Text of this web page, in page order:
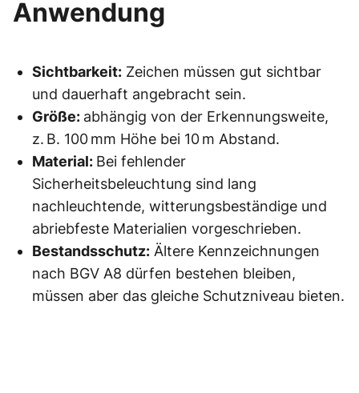
Anwendung
Sichtbarkeit: Zeichen müssen gut sichtbar
und dauerhaft angebracht sein.
Größe: abhängig von der Erkennungsweite,
z. B. 100 mm Höhe bei 10 m Abstand.
Material: Bei fehlender
Sicherheitsbeleuchtung sind lang
nachleuchtende, witterungsbeständige und
abriebfeste Materialien vorgeschrieben.
Bestandsschutz: Ältere Kennzeichnungen
nach BGV A8 dürfen bestehen bleiben,
müssen aber das gleiche Schutzniveau bieten.